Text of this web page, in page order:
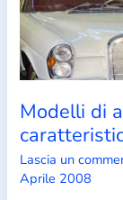
Modelli di
Lascia un
Aprile 2008